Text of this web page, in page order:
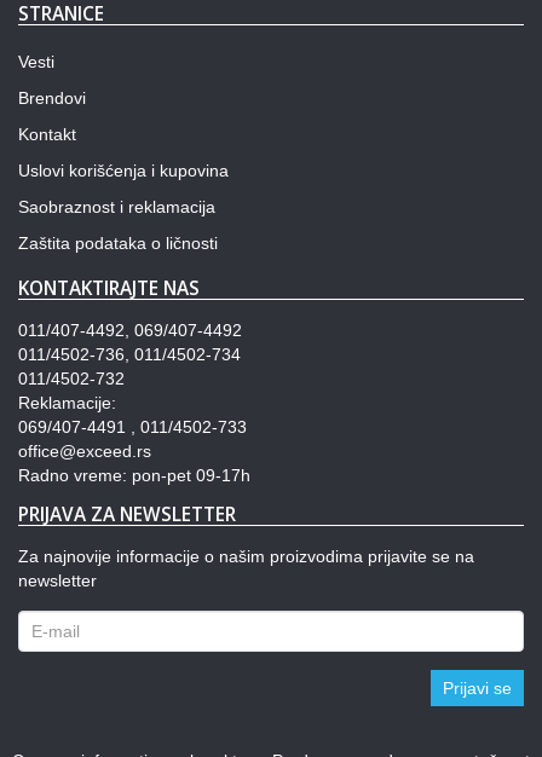
STRANICE
Vesti
Brendovi
Kontakt
Uslovi korišćenja i kupovina
Saobraznost i reklamacija
Zaštita podataka o ličnosti
KONTAKTIRAJTE NAS
011/407-4492, 069/407-4492
011/4502-736, 011/4502-734
011/4502-732
Reklamacije:
069/407-4491 , 011/4502-733
office@exceed.rs
Radno vreme: pon-pet 09-17h
PRIJAVA ZA NEWSLETTER
Za najnovije informacije o našim proizvodima prijavite se na
newsletter
Prijavi se